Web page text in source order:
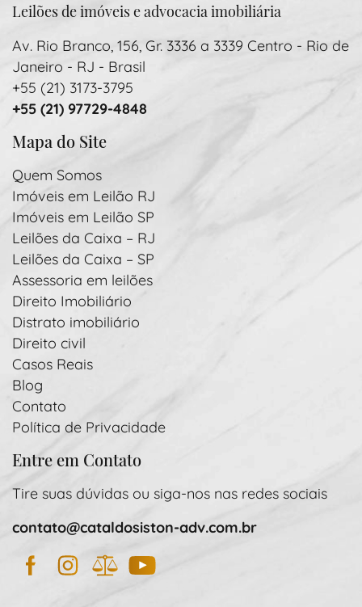
Leilões de imóveis e advocacia imobiliária
Av. Rio Branco, 156, Gr. 3336 a 3339 Centro - Rio de
Janeiro - RJ - Brasil
+55 (21) 3173-3795
+55 (21) 97729-4848
Mapa do Site
Quem Somos
Imóveis em Leilão RJ
Imóveis em Leilão SP
Leilões da Caixa – RJ
Leilões da Caixa – SP
Assessoria em leilões
Direito Imobiliário
Distrato imobiliário
Direito civil
Casos Reais
Blog
Contato
Política de Privacidade
Entre em Contato
Tire suas dúvidas ou siga-nos nas redes sociais
contato@cataldosiston-adv.com.br
Facebook
Instagram
JusBrasil
YouTube